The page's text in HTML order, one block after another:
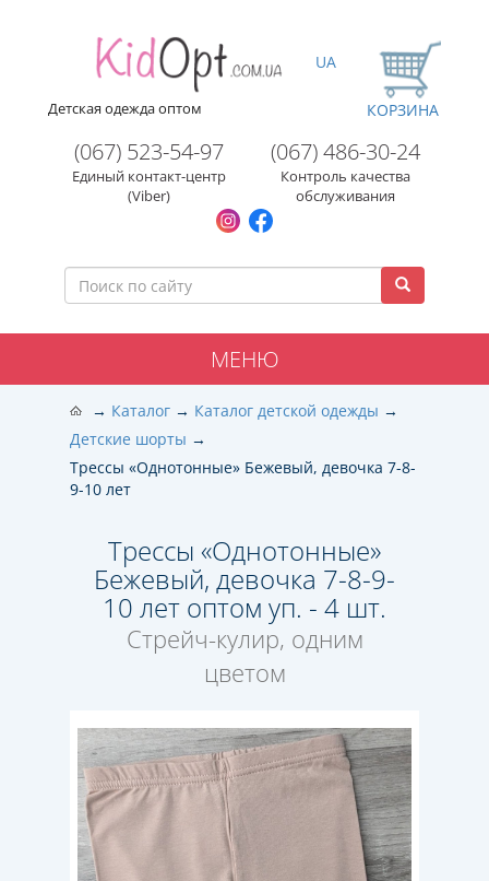
Детская одежда оптом
(067) 523-54-97
Единый контакт-центр
(Viber)
(067) 486-30-24
Контроль качества
обслуживания
UA
КОРЗИНА
МЕНЮ
Каталог
Каталог детской одежды
Детские шорты
Трессы «Однотонные» Бежевый, девочка 7-8-
9-10 лет
Трессы «Однотонные»
Бежевый, девочка 7-8-9-
10 лет оптом уп. - 4 шт.
Стрейч-кулир, одним
цветом